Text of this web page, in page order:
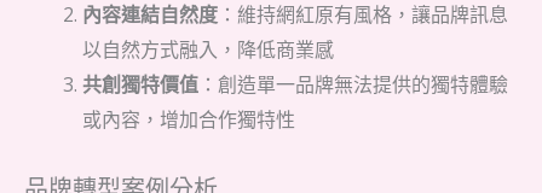
內容連結自然度 ：維持網紅原有風格，讓品牌訊息
以自然方式融入，降低商業感
共創獨特價值 ：創造單一品牌無法提供的獨特體驗
或內容，增加合作獨特性